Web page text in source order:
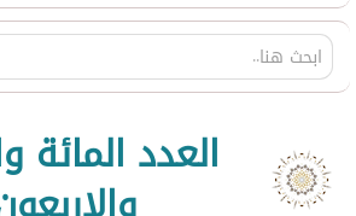
العدد المائة